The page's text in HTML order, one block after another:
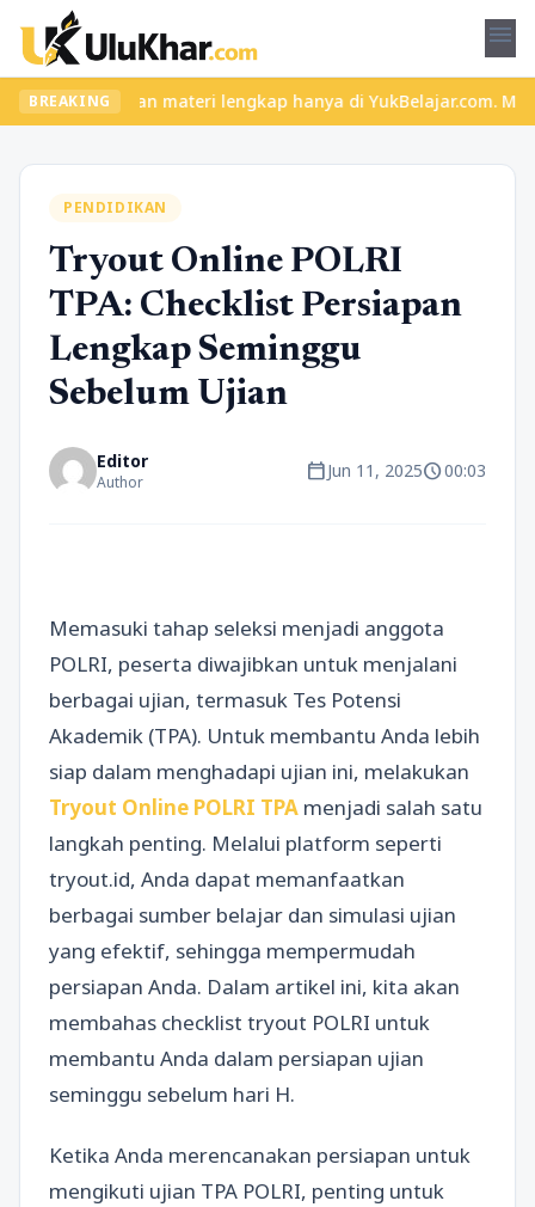
menu
BREAKING
dan materi lengkap hanya di YukBelajar.com. Mulai
PENDIDIKAN
Tryout Online POLRI
TPA: Checklist Persiapan
Lengkap Seminggu
Sebelum Ujian
Editor
Author calendar_todayJun 11, 2025schedule00:03
Memasuki tahap seleksi menjadi anggota
POLRI, peserta diwajibkan untuk menjalani
berbagai ujian, termasuk Tes Potensi
Akademik (TPA). Untuk membantu Anda lebih
siap dalam menghadapi ujian ini, melakukan
Tryout Online POLRI TPA menjadi salah satu
langkah penting. Melalui platform seperti
tryout.id, Anda dapat memanfaatkan
berbagai sumber belajar dan simulasi ujian
yang efektif, sehingga mempermudah
persiapan Anda. Dalam artikel ini, kita akan
membahas checklist tryout POLRI untuk
membantu Anda dalam persiapan ujian
seminggu sebelum hari H.
Ketika Anda merencanakan persiapan untuk
mengikuti ujian TPA POLRI, penting untuk